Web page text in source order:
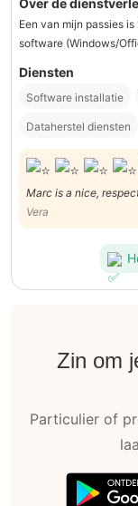
Over de
Een van mijn passies
software (Windows/
Diensten
Software installatie
Dataherstel diensten
Marc is a nice,
well. He solved the
patient with us and
with skills whom I
Vera
Zin om
Particulier of